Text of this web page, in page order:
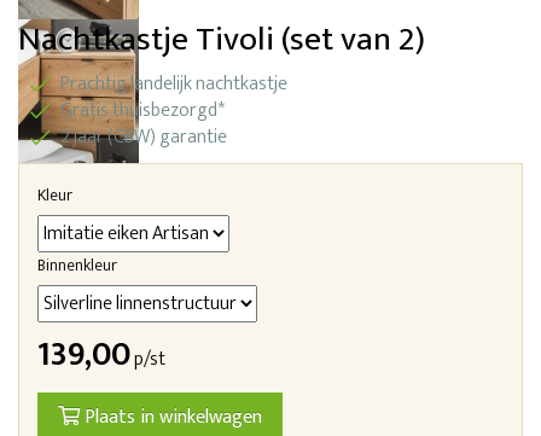
Nachtkastje Tivoli (set van 2)
Prachtig landelijk nachtkastje
Gratis thuisbezorgd*
2 jaar (CBW) garantie
Kleur
Binnenkleur
139,00p/st
Plaats in winkelwagen